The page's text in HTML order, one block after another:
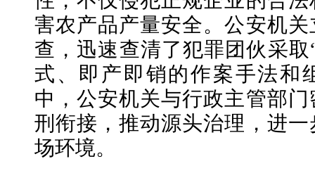
害农产品产量安全。公安机
查，迅速查清了犯罪团伙采取
式、即产即销的作案手法和
中，公安机关与行政主管部
刑衔接，推动源头治理，进
场环境。